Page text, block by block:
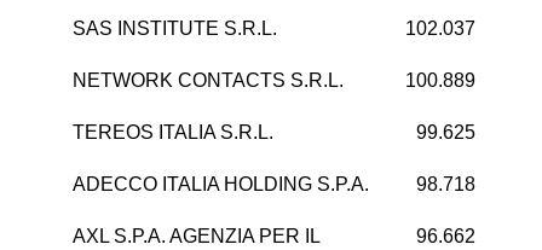
SAS INSTITUTE S.R.L. 102.037
NETWORK CONTACTS S.R.L. 100.889
TEREOS ITALIA S.R.L. 99.625
ADECCO ITALIA HOLDING S.P.A. 98.718
AXL S.P.A. AGENZIA PER IL
96.662